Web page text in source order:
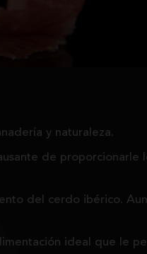
y naturaleza.
de proporcionarle
del cerdo ibérico.
ideal que le